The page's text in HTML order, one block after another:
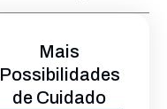
Mais
Possibilidades
de Cuidado